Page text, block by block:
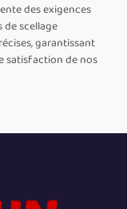
des exigences
scellage
garantissant
satisfaction de nos